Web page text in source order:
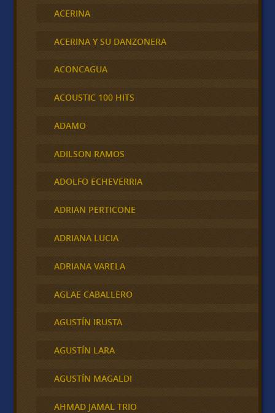
ACERINA
ACERINA Y SU DANZONERA
ACONCAGUA
ACOUSTIC 100 HITS
ADAMO
ADILSON RAMOS
ADOLFO ECHEVERRIA
ADRIAN PERTICONE
ADRIANA LUCIA
ADRIANA VARELA
AGLAE CABALLERO
AGUSTÍN IRUSTA
AGUSTÍN LARA
AGUSTÍN MAGALDI
AHMAD JAMAL TRIO